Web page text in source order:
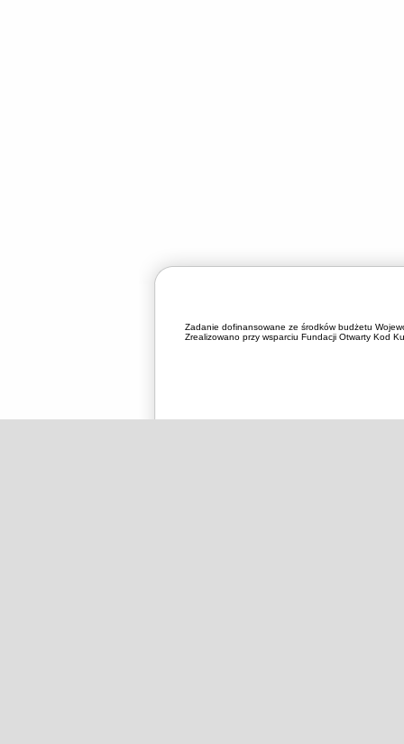
Zadanie dofinansowane ze środków budżetu
Zrealizowano przy wsparciu Fundacji Otwarty Kod